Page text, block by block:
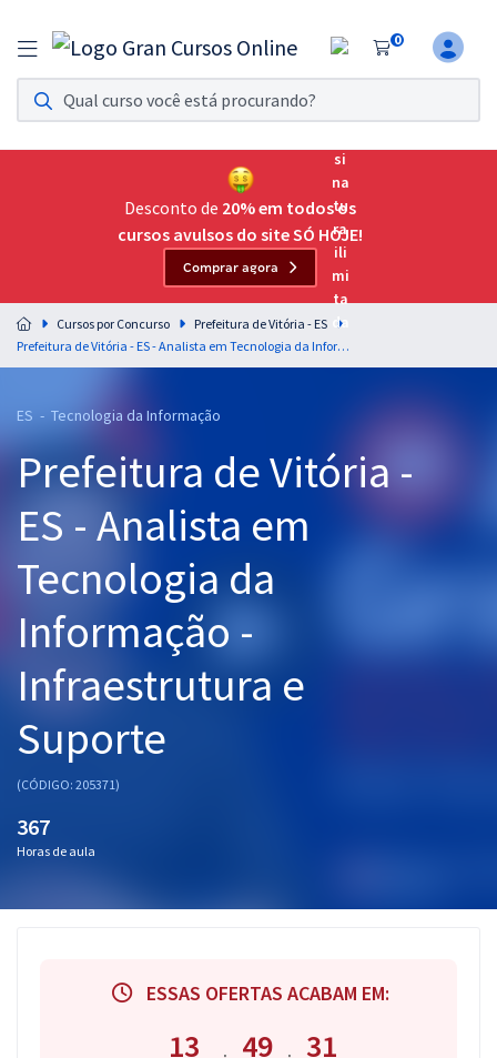
0
Assinatura Ilimitada 11
Acesso a todos os cursos. Teste grátis por 7 dias!
Assinatura OAB Até Passar
Acesso ilimitado a toda preparação para o Exame da
Residências Multiprofissionais
Preparação completa e intensiva para as principais
residências em saúde do Brasil
Cursos 20% OFF
Pós
Graduação
OAB
Mentorias
Questões grátis
Aprovados
Desconto de 20% em todos os
cursos avulsos do site SÓ HOJE!
Comprar agora
Cursos por Concurso
Prefeitura de Vitória - ES
Prefeitura de Vitória - ES - Analista em Tecnologia da Informação - Infraestrutura e Suporte
ES - Tecnologia da Informação
Prefeitura de Vitória -
ES - Analista em
Tecnologia da
Informação -
Infraestrutura e
Suporte
(CÓDIGO: 205371)
367
Horas de aula
ESSAS OFERTAS ACABAM EM:
13 49 30